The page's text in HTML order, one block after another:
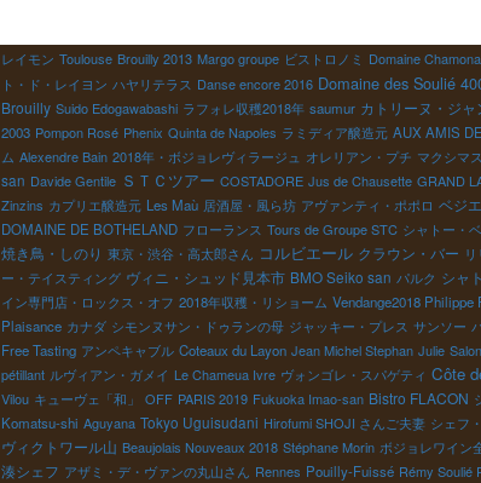
レイモン Toulouse Brouilly 2013 Margo groupe ビストロノミ Domaine
ト・ド・レイヨン ハヤリテラス Danse encore 2016 Domaine des Soulié
Brouilly Suido Edogawabashi ラフォレ収穫2018年 saumur カトリーヌ・ジャ
2003 Pompon Rosé Phenix Quinta de Napoles ラミディア醸造元 AUX AMIS
ム Alexendre Bain 2018年・ボジョレヴィラージュ オレリアン・プチ マクシマス
san Davide Gentile ＳＴＣツアー COSTADORE Jus de Chausette GRAND
Zinzins カプリエ醸造元 Les Maù 居酒屋・風ら坊 アヴァンティ・ポポロ ベジエ
DOMAINE DE BOTHELAND フローランス Tours de Groupe STC シャトー・
焼き鳥・しのり 東京・渋谷・高太郎さん コルビエール クラウン・バー
ー・テイスティング ヴィニ・シュッド見本市 BMO Seiko san パルク シャ
イン専門店・ロックス・オフ 2018年収穫・リショーム Vendange2018 Philippe
Plaisance カナダ シモンヌサン・ドゥランの母 ジャッキー・プレス サンソー
Free Tasting アンペキャブル Coteaux du Layon Jean Michel Stephan Julie
pétillant ルヴィアン・ガメイ Le Chameua Ivre ヴォンゴレ・スパゲティ Côte
Vilou キューヴェ「和」 OFF PARIS 2019 Fukuoka Imao-san Bistro FLACON
Komatsu-shi Aguyana Tokyo Uguisudani Hirofumi SHOJI さんご夫妻 シェフ
ヴィクトワール山 Beaujolais Nouveaux 2018 Stéphane Morin ボジョレワイン
湊シェフ アザミ・デ・ヴァンの丸山さん Rennes Pouilly-Fuissé Rémy Soulié